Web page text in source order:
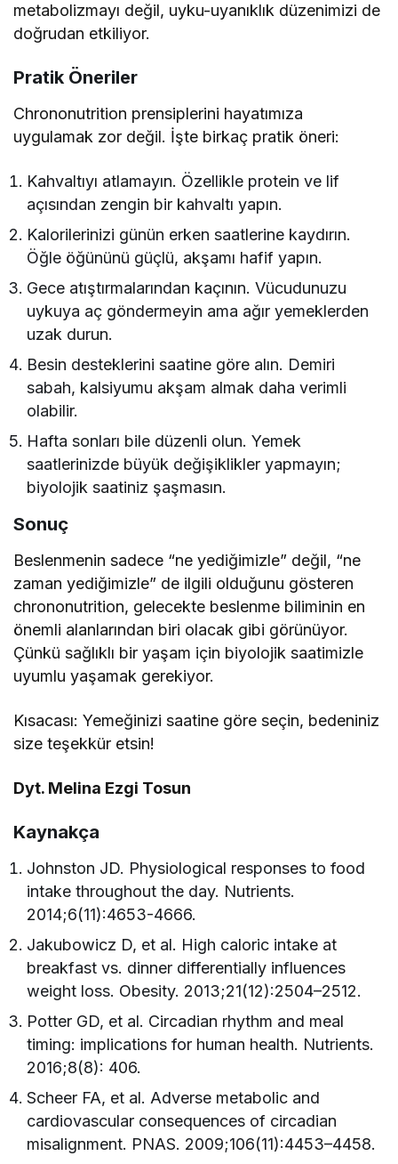
metabolizmayı değil, uyku-uyanıklık düzenimizi de
doğrudan etkiliyor.
Pratik Öneriler
Chrononutrition prensiplerini hayatımıza
uygulamak zor değil. İşte birkaç pratik öneri:
Kahvaltıyı atlamayın. Özellikle protein ve lif
açısından zengin bir kahvaltı yapın.
Kalorilerinizi günün erken saatlerine kaydırın.
Öğle öğününü güçlü, akşamı hafif yapın.
Gece atıştırmalarından kaçının. Vücudunuzu
uykuya aç göndermeyin ama ağır yemeklerden
uzak durun.
Besin desteklerini saatine göre alın. Demiri
sabah, kalsiyumu akşam almak daha verimli
olabilir.
Hafta sonları bile düzenli olun. Yemek
saatlerinizde büyük değişiklikler yapmayın;
biyolojik saatiniz şaşmasın.
Sonuç
Beslenmenin sadece “ne yediğimizle” değil, “ne
zaman yediğimizle” de ilgili olduğunu gösteren
chrononutrition, gelecekte beslenme biliminin en
önemli alanlarından biri olacak gibi görünüyor.
Çünkü sağlıklı bir yaşam için biyolojik saatimizle
uyumlu yaşamak gerekiyor.
Kısacası: Yemeğinizi saatine göre seçin, bedeniniz
size teşekkür etsin!
Dyt. Melina Ezgi Tosun
Kaynakça
Johnston JD. Physiological responses to food
intake throughout the day. Nutrients.
2014;6(11):4653-4666.
Jakubowicz D, et al. High caloric intake at
breakfast vs. dinner differentially influences
weight loss. Obesity. 2013;21(12):2504–2512.
Potter GD, et al. Circadian rhythm and meal
timing: implications for human health. Nutrients.
2016;8(8): 406.
Scheer FA, et al. Adverse metabolic and
cardiovascular consequences of circadian
misalignment. PNAS. 2009;106(11):4453–4458.